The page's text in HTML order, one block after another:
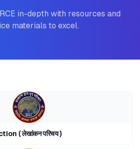
in-depth with resources and
materials to excel.
( लेखांकन परिचय )